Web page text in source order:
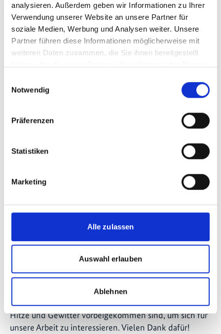
analysieren. Außerdem geben wir Informationen zu Ihrer
Verwendung unserer Website an unsere Partner für
soziale Medien, Werbung und Analysen weiter. Unsere
Partner führen diese Informationen möglicherweise mit
weiteren Daten zusammen, die Sie ihnen bereitgestellt
Notwendig
Präferenzen
Statistiken
Marketing
Alle zulassen
Auswahl erlauben
Ablehnen
Die IKI im Auswärtigen Amt
Die IKI war auch im Auswärtigen Amt vertreten
Im Auswärtigen Amt war die IKI am Stand
„Klimaaußenpolitik / Klima & Sicherheit“ im Hans-
Dietrich-Genscher-Forum vertreten. Auch hier hatten
des zuständigen Referats im Amt und aus dem IKI-
Office ins Gespräch zu kommen und mehr über unsere
Wir freuen uns sehr über alle Besucher:innen, die trotz
Hitze und Gewitter vorbeigekommen sind, um sich für
unsere Arbeit zu interessieren. Vielen Dank dafür!